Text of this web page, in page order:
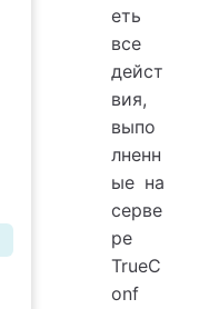
еть
все
дейст
вия,
выпо
лненн
ые на
серве
ре
TrueC
onf